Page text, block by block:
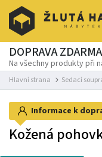
DOPRAVA ZDARMA
Na všechny produkty při
Hlavní strana Sedací
Informace k
Kožená